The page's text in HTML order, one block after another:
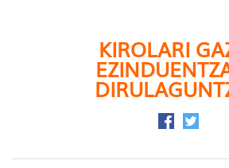
KIROLARI
Facebook-